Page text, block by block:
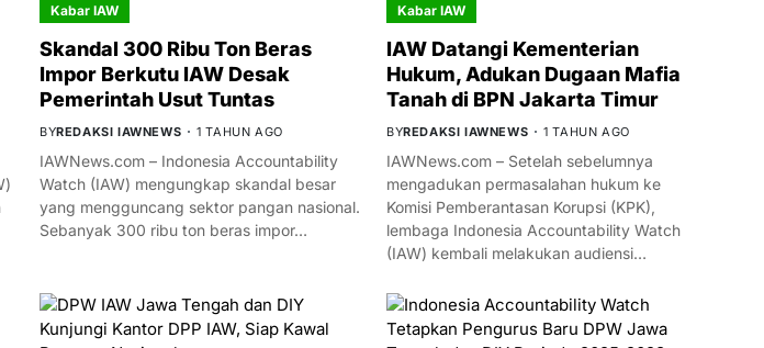
Kabar IAW
Skandal 300 Ribu Ton Beras
Impor Berkutu IAW Desak
Pemerintah Usut Tuntas
BYREDAKSI IAWNEWS 1 TAHUN AGO
IAWNews.com – Indonesia Accountability
Watch (IAW) mengungkap skandal besar
yang mengguncang sektor pangan nasional.
Sebanyak 300 ribu ton beras impor…
Kabar IAW
IAW Datangi Kementerian
Hukum, Adukan Dugaan Mafia
Tanah di BPN Jakarta Timur
BYREDAKSI IAWNEWS 1 TAHUN AGO
IAWNews.com – Setelah sebelumnya
mengadukan permasalahan hukum ke
Komisi Pemberantasan Korupsi (KPK),
lembaga Indonesia Accountability Watch
(IAW) kembali melakukan audiensi…